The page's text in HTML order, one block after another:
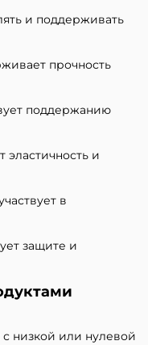
и поддерживать
прочность
поддержанию
и
в
защите и
низкой или нулевой